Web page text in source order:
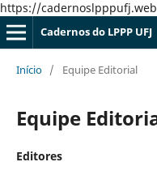
https://
Cadernos do LPPP UFJ
Início / Equipe Editorial
Equipe
Editores